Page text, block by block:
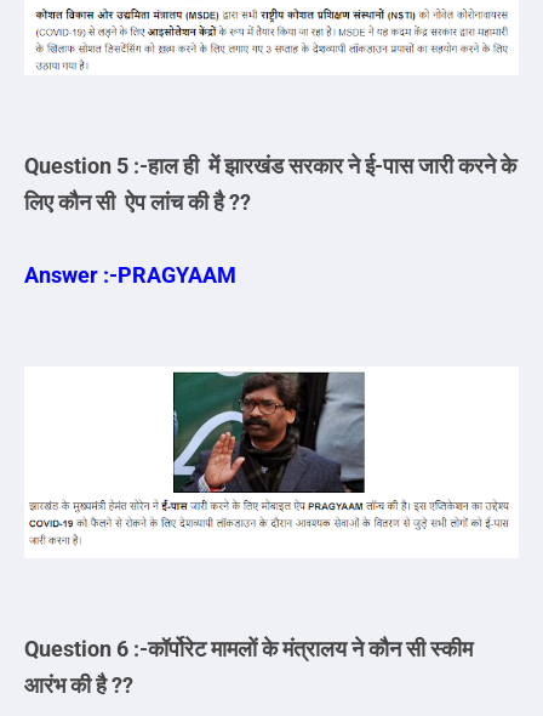
Question 5 :-हाल ही में झारखंड सरकार ने ई-पास जारी करने के
लिए कौन सी ऐप लांच की है ??
Answer :-PRAGYAAM
Question 6 :-कॉर्पोरेट मामलों के मंत्रालय ने कौन सी स्कीम
आरंभ की है ??